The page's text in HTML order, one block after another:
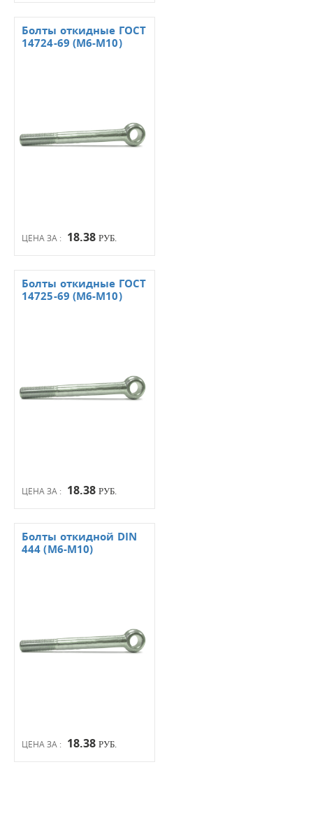
ЦЕНА ЗА : 18.38 РУБ.
Болты откидные ГОСТ
14724-69 (М6-М10)
ЦЕНА ЗА : 18.38 РУБ.
Болты откидные ГОСТ
14725-69 (М6-М10)
ЦЕНА ЗА : 18.38 РУБ.
Болты откидной DIN
444 (М6-М10)